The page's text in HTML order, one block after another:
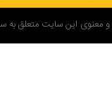
معنوی این سایت متعلق به